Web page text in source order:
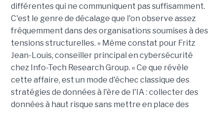
différentes qui ne communiquent pas suffisamment.
C'est le genre de décalage que l'on observe assez
fréquemment dans des organisations soumises à des
tensions structurelles. » Même constat pour Fritz
Jean-Louis, conseiller principal en cybersécurité
chez Info-Tech Research Group. « Ce que révèle
cette affaire, est un mode d'échec classique des
stratégies de données à l'ère de l'IA : collecter des
données à haut risque sans mettre en place des